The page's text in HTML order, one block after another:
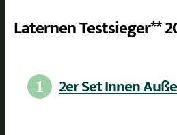
Laternen Testsieger**
1 2er Set Innen